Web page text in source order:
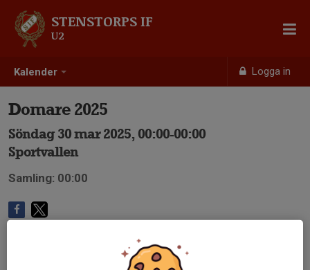
Kalender Logga in
STENSTORPS IF
U2
Domare 2025
Söndag 30 mar 2025, 00:00-00:00
Sportvallen
Samling: 00:00